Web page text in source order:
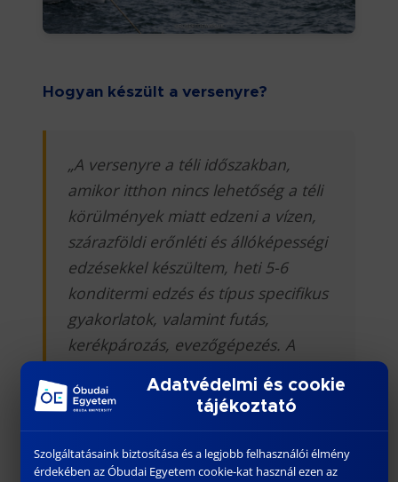
Hogyan készült a versenyre?
„A versenyre a téli időszakban,
amikor itthon nincs lehetőség a téli
körülmények miatt edzeni a vízen,
szárazföldi erőnléti és állóképességi
edzésekkel készültem, heti 5-6
konditermi edzés és típus specifikus
gyakorlatok, valamint futás,
kerékpározás, evezőgépezés. A
táplálkozásra is nagy hangsúlyt
fektettem. Márciustól kezdve pedig
a Balatonon készültem az
edzőpartnereimmel.”
Adatvédelmi és cookie
tájékoztató
Szolgáltatásaink biztosítása és a legjobb felhasználói élmény
érdekében az Óbudai Egyetem cookie-kat használ ezen az